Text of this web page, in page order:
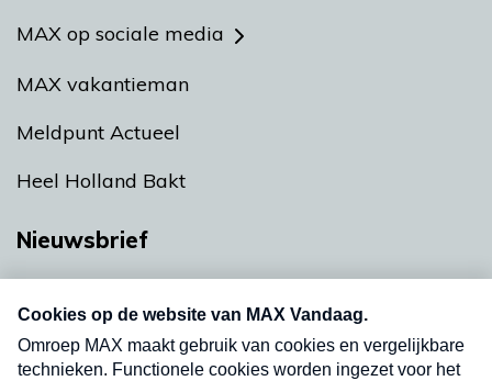
MAX op sociale media
MAX vakantieman
Meldpunt Actueel
Heel Holland Bakt
Nieuwsbrief
nieuwsbrief. Elke vrijdag- en dinsdagochtend in
uw mailbox.